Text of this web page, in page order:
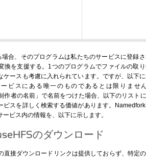
場合、そのプログラムは私たちのサービスに登
換を支援する。1つのプログラムでファイルの取
ースも考慮に入れられています。ですが、以下
ビスにある唯一のものであるとは限りませ
作者の名前」で名前をつけた場合、以下のリスト
ビスを詳しく検索する価値があります。
ビス内の情報を、以下に示します。
のダウンロード
直接ダウンロードリンクは提供しておらず、特定